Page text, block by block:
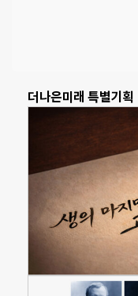
더나은미래 특별기획